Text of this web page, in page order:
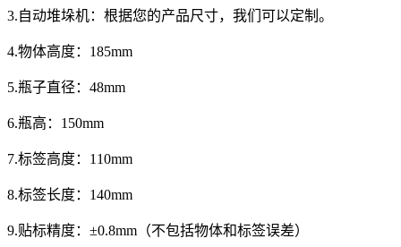
3.自动堆垛机：根据您的产品尺寸，我们可以定制。
4.物体高度：185mm
5.瓶子直径：48mm
6.瓶高：150mm
7.标签高度：110mm
8.标签长度：140mm
9.贴标精度：±0.8mm（不包括物体和标签误差）